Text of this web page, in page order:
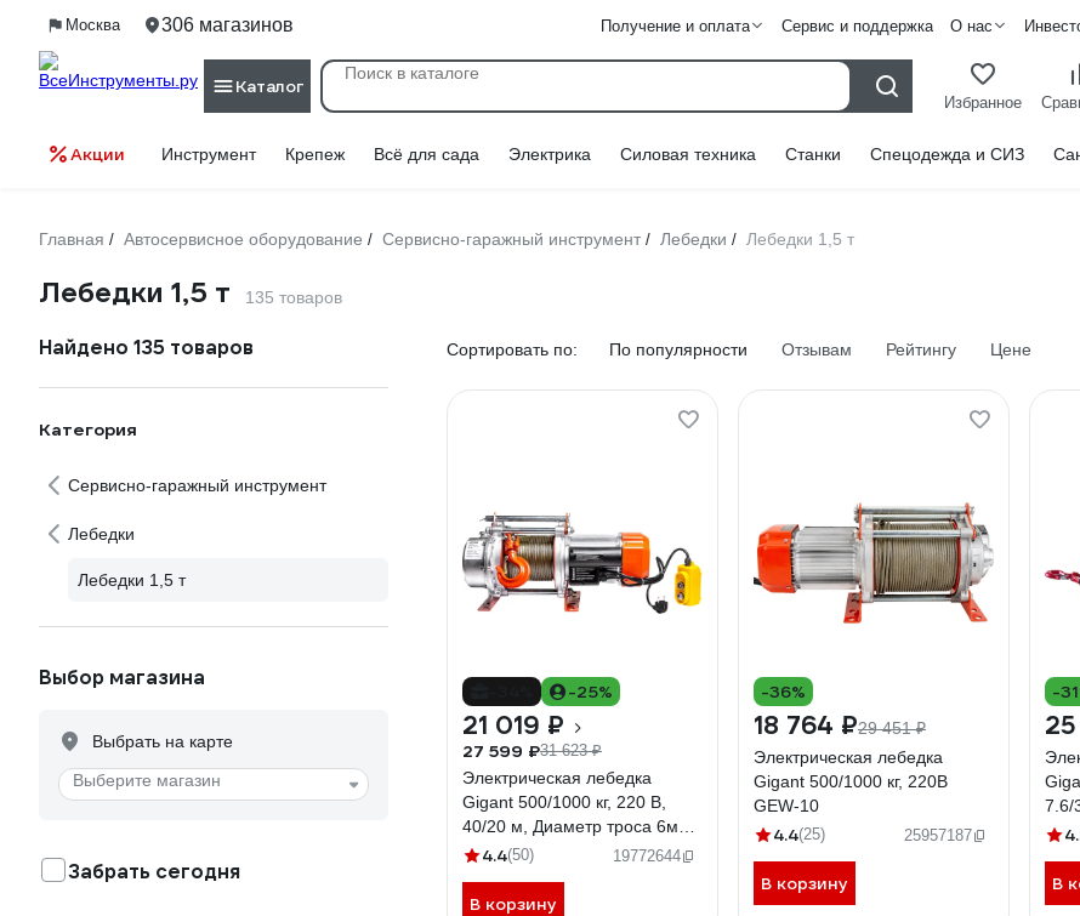
Москва 306 магазинов Получение и оплата Сервис и поддержка О нас
Каталог
Избранное
Акции Инструмент Крепеж Всё для сада Электрика Силовая техника Станки Спецодежда и СИЗ
Главная / Автосервисное оборудование / Сервисно-гаражный инструмент / Лебедки / Лебедки 1,5 т
Лебедки 1,5 т 135 товаров
Найдено 135 товаров
Категория
Сервисно-гаражный инструмент
Лебедки
Лебедки 1,5 т
Выбор магазина
Выбрать на карте
Выберите магазин
Забрать сегодня
Сортировать по: По популярности Отзывам Рейтингу Цене
-25%
21 019 ₽
27 599 ₽31 623 ₽
Электрическая лебедка
Gigant 500/1000 кг, 220 В,
40/20 м, Диаметр троса 6мм,
GEW-06
4.4(50) 19772644
В корзину
-36%
18 764 ₽29 451 ₽
Электрическая лебедка
Gigant 500/1000 кг, 220B
GEW-10
4.4(25) 25957187
В корзину
-
7.6/
В